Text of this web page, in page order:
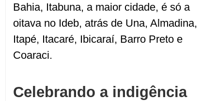
Bahia, Itabuna, a maior cidade, é só a
oitava no Ideb, atrás de Una, Almadina,
Itapé, Itacaré, Ibicaraí, Barro Preto e
Coaraci.
Celebrando a indigência